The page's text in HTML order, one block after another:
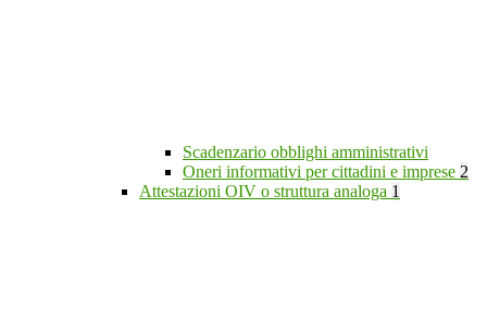
Scadenzario obblighi amministrativi
Oneri informativi per cittadini e imprese 2
Attestazioni OIV o struttura analoga 1